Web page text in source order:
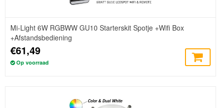
Mi-Light 6W RGBWW GU10 Starterskit Spotje +Wifi Box
+Afstandsbediening
€61,49
Op voorraad